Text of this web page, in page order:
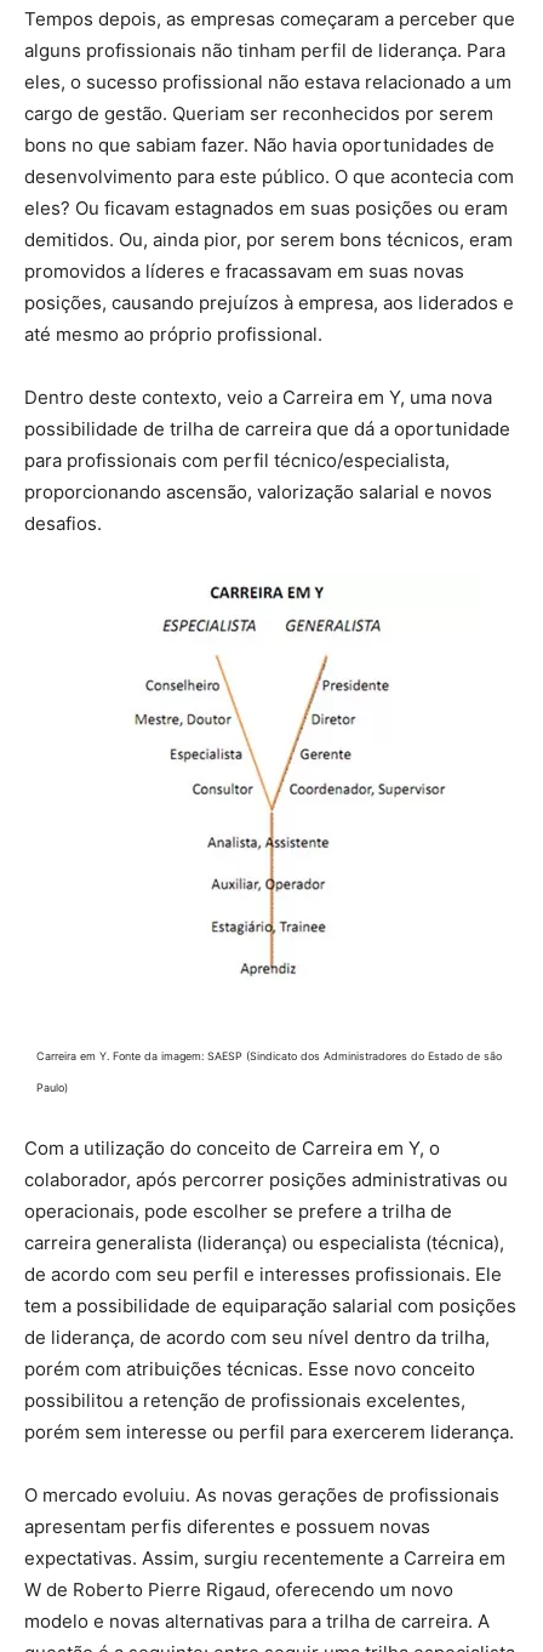
Tempos depois, as empresas começaram a perceber que
alguns profissionais não tinham perfil de liderança. Para
eles, o sucesso profissional não estava relacionado a um
cargo de gestão. Queriam ser reconhecidos por serem
bons no que sabiam fazer. Não havia oportunidades de
desenvolvimento para este público. O que acontecia com
eles? Ou ficavam estagnados em suas posições ou eram
demitidos. Ou, ainda pior, por serem bons técnicos, eram
promovidos a líderes e fracassavam em suas novas
posições, causando prejuízos à empresa, aos liderados e
até mesmo ao próprio profissional.
Dentro deste contexto, veio a Carreira em Y, uma nova
possibilidade de trilha de carreira que dá a oportunidade
para profissionais com perfil técnico/especialista,
proporcionando ascensão, valorização salarial e novos
desafios.
Carreira em Y. Fonte da imagem: SAESP (Sindicato dos Administradores do Estado de são
Paulo)
Com a utilização do conceito de Carreira em Y, o
colaborador, após percorrer posições administrativas ou
operacionais, pode escolher se prefere a trilha de
carreira generalista (liderança) ou especialista (técnica),
de acordo com seu perfil e interesses profissionais. Ele
tem a possibilidade de equiparação salarial com posições
de liderança, de acordo com seu nível dentro da trilha,
porém com atribuições técnicas. Esse novo conceito
possibilitou a retenção de profissionais excelentes,
porém sem interesse ou perfil para exercerem liderança.
O mercado evoluiu. As novas gerações de profissionais
apresentam perfis diferentes e possuem novas
expectativas. Assim, surgiu recentemente a Carreira em
W de Roberto Pierre Rigaud, oferecendo um novo
modelo e novas alternativas para a trilha de carreira. A